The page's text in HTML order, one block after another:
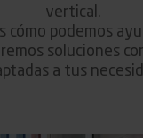
vertical.
cómo podemos
soluciones
a tus